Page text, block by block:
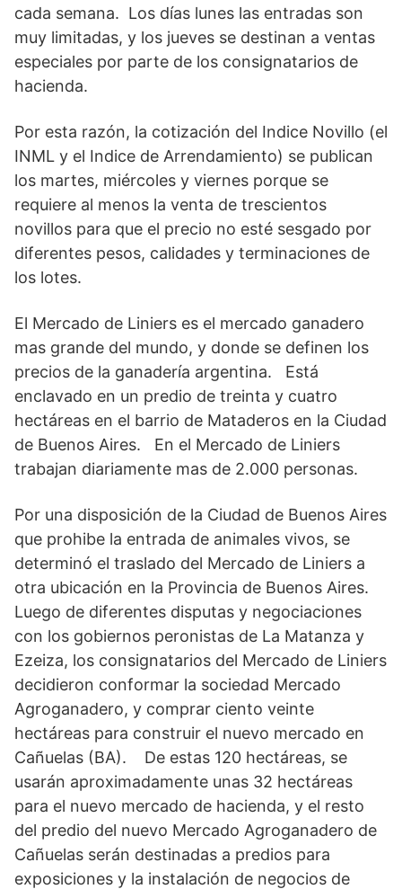
cada semana. Los días lunes las entradas son
muy limitadas, y los jueves se destinan a ventas
especiales por parte de los consignatarios de
hacienda.
Por esta razón, la cotización del Indice Novillo (el
INML y el Indice de Arrendamiento) se publican
los martes, miércoles y viernes porque se
requiere al menos la venta de trescientos
novillos para que el precio no esté sesgado por
diferentes pesos, calidades y terminaciones de
los lotes.
El Mercado de Liniers es el mercado ganadero
mas grande del mundo, y donde se definen los
precios de la ganadería argentina. Está
enclavado en un predio de treinta y cuatro
hectáreas en el barrio de Mataderos en la Ciudad
de Buenos Aires. En el Mercado de Liniers
trabajan diariamente mas de 2.000 personas.
Por una disposición de la Ciudad de Buenos Aires
que prohibe la entrada de animales vivos, se
determinó el traslado del Mercado de Liniers a
otra ubicación en la Provincia de Buenos Aires.
Luego de diferentes disputas y negociaciones
con los gobiernos peronistas de La Matanza y
Ezeiza, los consignatarios del Mercado de Liniers
decidieron conformar la sociedad Mercado
Agroganadero, y comprar ciento veinte
hectáreas para construir el nuevo mercado en
Cañuelas (BA). De estas 120 hectáreas, se
usarán aproximadamente unas 32 hectáreas
para el nuevo mercado de hacienda, y el resto
del predio del nuevo Mercado Agroganadero de
Cañuelas serán destinadas a predios para
exposiciones y la instalación de negocios de